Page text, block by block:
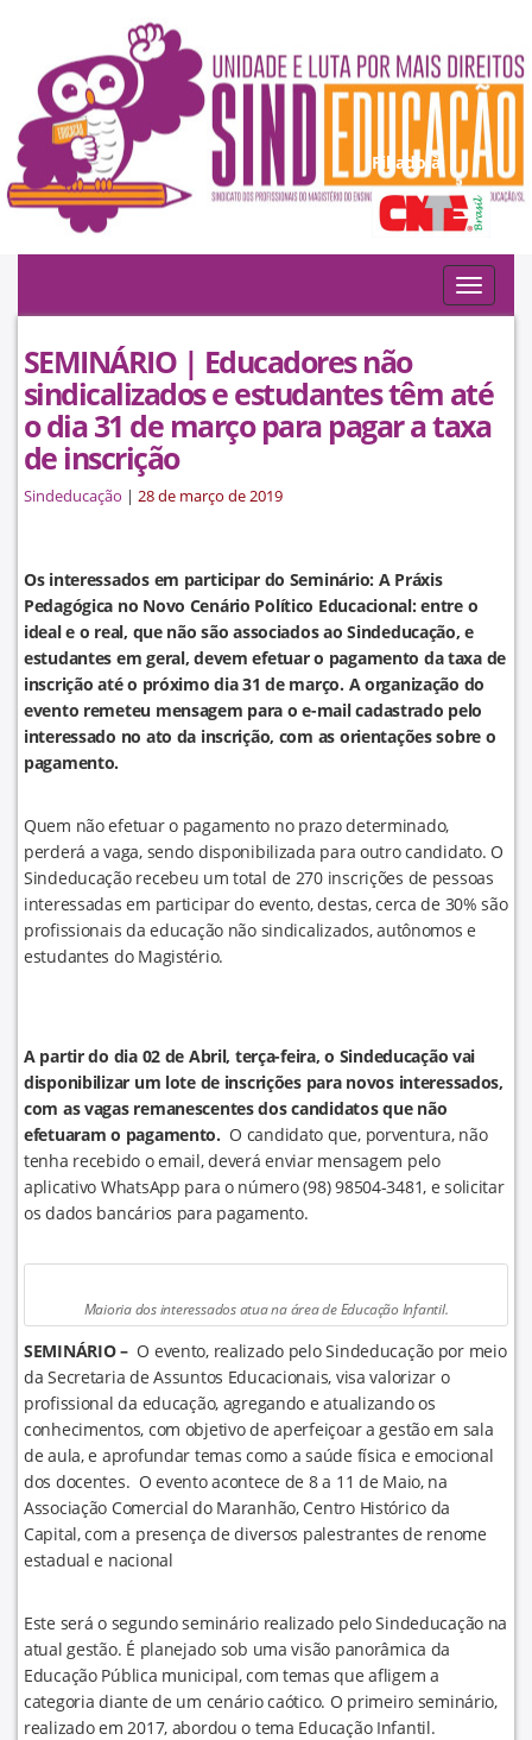
Filiado à:
Toggle
SEMINÁRIO | Educadores não
sindicalizados e estudantes têm até
o dia 31 de março para pagar a taxa
de inscrição
Sindeducação | 28 de março de 2019
Os interessados em participar do Seminário: A Práxis
Pedagógica no Novo Cenário Político Educacional: entre o
ideal e o real, que não são associados ao Sindeducação, e
estudantes em geral, devem efetuar o pagamento da taxa de
inscrição até o próximo dia 31 de março. A organização do
evento remeteu mensagem para o e-mail cadastrado pelo
interessado no ato da inscrição, com as orientações sobre o
pagamento.
Quem não efetuar o pagamento no prazo determinado,
perderá a vaga, sendo disponibilizada para outro candidato. O
Sindeducação recebeu um total de 270 inscrições de pessoas
interessadas em participar do evento, destas, cerca de 30% são
profissionais da educação não sindicalizados, autônomos e
estudantes do Magistério.
A partir do dia 02 de Abril, terça-feira, o Sindeducação vai
disponibilizar um lote de inscrições para novos interessados,
com as vagas remanescentes dos candidatos que não
efetuaram o pagamento. O candidato que, porventura, não
tenha recebido o email, deverá enviar mensagem pelo
aplicativo WhatsApp para o número (98) 98504-3481, e solicitar
os dados bancários para pagamento.
Maioria dos interessados atua na área de Educação Infantil.
SEMINÁRIO – O evento, realizado pelo Sindeducação por meio
da Secretaria de Assuntos Educacionais, visa valorizar o
profissional da educação, agregando e atualizando os
conhecimentos, com objetivo de aperfeiçoar a gestão em sala
de aula, e aprofundar temas como a saúde física e emocional
dos docentes. O evento acontece de 8 a 11 de Maio, na
Associação Comercial do Maranhão, Centro Histórico da
Capital, com a presença de diversos palestrantes de renome
estadual e nacional
Este será o segundo seminário realizado pelo Sindeducação na
atual gestão. É planejado sob uma visão panorâmica da
Educação Pública municipal, com temas que afligem a
categoria diante de um cenário caótico. O primeiro seminário,
realizado em 2017, abordou o tema Educação Infantil.